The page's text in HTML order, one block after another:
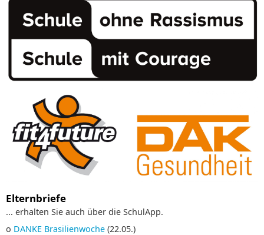
Elternbriefe
... erhalten Sie auch über die SchulApp.
o DANKE Brasilienwoche (22.05.)